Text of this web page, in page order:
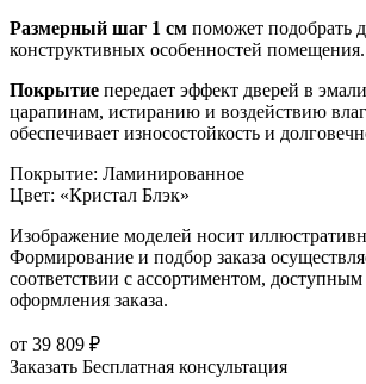
Размерный шаг 1 см поможет подобрать
конструктивных особенностей помещения.
Покрытие передает эффект дверей в
царапинам, истиранию и воздействию
обеспечивает износостойкость и
Покрытие: Ламинированное
Цвет: «Кристал Блэк»
Изображение моделей носит
Формирование и подбор заказа
соответствии с ассортиментом, доступным
оформления заказа.
от 39 809 ₽
Заказать Бесплатная консультация